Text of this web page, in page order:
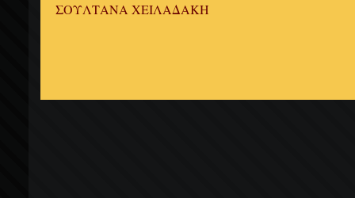
ΣΟΥΛΤΑΝΑ ΧΕΙΛΑΔΑΚΗ